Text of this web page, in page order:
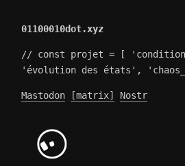
01100010dot.xyz
// const projet = [
'évolution des états',
Mastodon [matrix] Nostr